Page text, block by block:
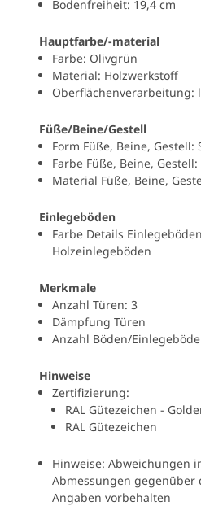
Bodenfreiheit: 19,4 cm
Hauptfarbe/-material
Farbe: Olivgrün
Material: Holzwerkstoff
Oberflächenverarbeitung:
Füße/Beine/Gestell
Form Füße, Beine, Gestell:
Farbe Füße, Beine,
Material Füße, Beine,
Einlegeböden
Farbe Details
Holzeinlegeböden
Merkmale
Anzahl Türen: 3
Dämpfung Türen
Anzahl Böden/
Hinweise
Zertifizierung:
RAL Gütezeichen -
RAL Gütezeichen
Hinweise: Abweichungen
Abmessungen
Angaben vorbehalten